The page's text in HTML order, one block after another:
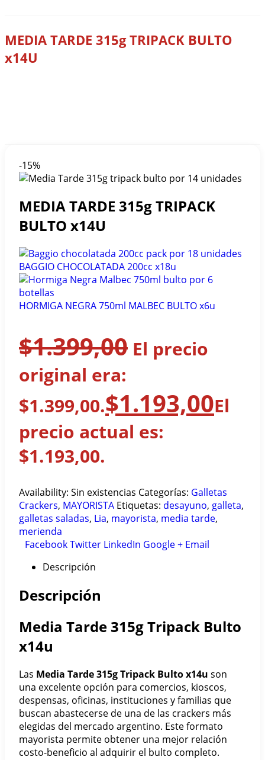
MEDIA TARDE 315g TRIPACK BULTO
x14U
-15%
MEDIA TARDE 315g TRIPACK
BULTO x14U
BAGGIO CHOCOLATADA 200cc x18u
HORMIGA NEGRA 750ml MALBEC BULTO x6u
$1.399,00 El precio
original era:
$1.399,00.$1.193,00El
precio actual es:
$1.193,00.
Availability: Sin existencias Categorías: Galletas
Crackers, MAYORISTA Etiquetas: desayuno, galleta,
galletas saladas, Lia, mayorista, media tarde,
merienda
FacebookTwitter LinkedIn Google + Email
Descripción
Descripción
Media Tarde 315g Tripack Bulto
x14u
Las Media Tarde 315g Tripack Bulto x14u son
una excelente opción para comercios, kioscos,
despensas, oficinas, instituciones y familias que
buscan abastecerse de una de las crackers más
elegidas del mercado argentino. Este formato
mayorista permite obtener una mejor relación
costo-beneficio al adquirir el bulto completo.